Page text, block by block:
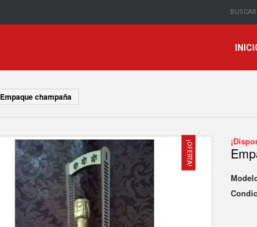
Empaque champaña
¡OFERTA!